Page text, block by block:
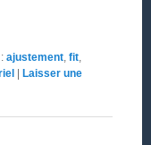
ajustement, fit,
Laisser une